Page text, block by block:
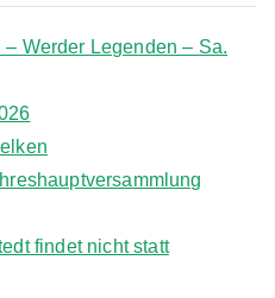
Werder Legenden – Sa.
findet nicht statt